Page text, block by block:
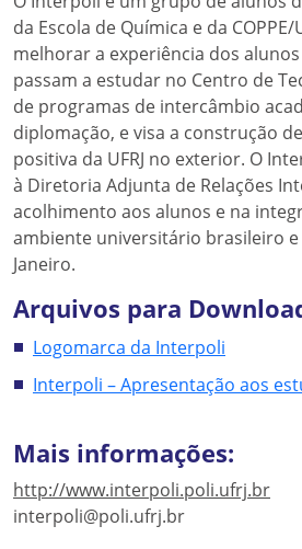
da Escola de Química e da COPPE/
melhorar a experiência dos
passam a estudar no Centro de
de programas de intercâmbio
diplomação, e visa a construção
positiva da UFRJ no exterior. O
à Diretoria Adjunta de Relações
acolhimento aos alunos e na
ambiente universitário brasileiro e
Janeiro.
Arquivos para
Logomarca da Interpoli
Interpoli – Apresentação aos
Mais informações:
http://www.interpoli.poli.ufrj.br
interpoli@poli.ufrj.br